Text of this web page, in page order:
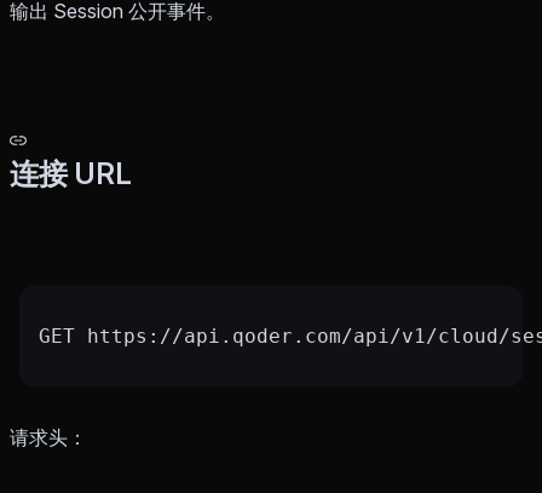
输出 Session 公开事件。
连接 URL
GET https://api.qoder.com/api/v1/cloud/
请求头：